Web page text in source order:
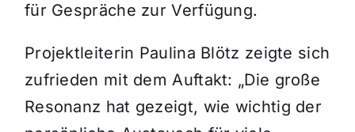
für Gespräche zur Verfügung.
Projektleiterin Paulina Blötz zeigte sich
zufrieden mit dem Auftakt: „Die große
Resonanz hat gezeigt, wie wichtig der